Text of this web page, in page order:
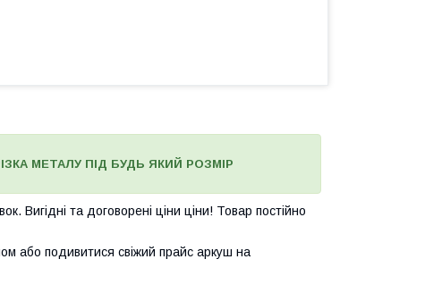
МЕТАЛУ ПІД БУДЬ ЯКИЙ РОЗМІР
Вигідні та договорені ціни ціни! Товар постійно
або подивитися свіжий прайс аркуш на